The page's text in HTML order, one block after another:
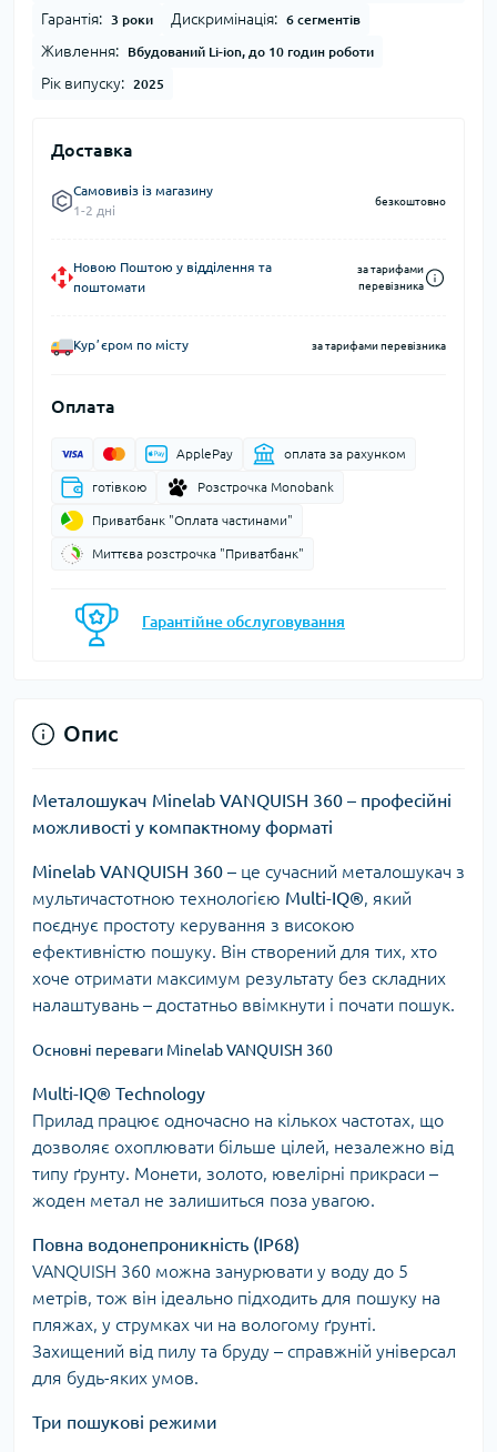
Гарантія: 3 роки Дискримінація: 6 сегментів
Живлення: Вбудований Li-ion, до 10 годин роботи
Рік випуску: 2025
Доставка
Самовивіз із магазину
1-2 дні
безкоштовно
Новою Поштою у відділення та
поштомати
за тарифами
перевізника
Курʼєром по місту за тарифами перевізника
Оплата
ApplePay оплата за рахунком
готівкою Розстрочка Monobank
Приватбанк "Оплата частинами"
Миттєва розстрочка "Приватбанк"
Гарантійне обслуговування
Опис
Металошукач Minelab VANQUISH 360 – професійні
можливості у компактному форматі
Minelab VANQUISH 360 – це сучасний металошукач з
мультичастотною технологією Multi-IQ®, який
поєднує простоту керування з високою
ефективністю пошуку. Він створений для тих, хто
хоче отримати максимум результату без складних
налаштувань – достатньо ввімкнути і почати пошук.
Основні переваги Minelab VANQUISH 360
Multi-IQ® Technology
Прилад працює одночасно на кількох частотах, що
дозволяє охоплювати більше цілей, незалежно від
типу ґрунту. Монети, золото, ювелірні прикраси –
жоден метал не залишиться поза увагою.
Повна водонепроникність (IP68)
VANQUISH 360 можна занурювати у воду до 5
метрів, тож він ідеально підходить для пошуку на
пляжах, у струмках чи на вологому ґрунті.
Захищений від пилу та бруду – справжній універсал
для будь-яких умов.
Три пошукові режими